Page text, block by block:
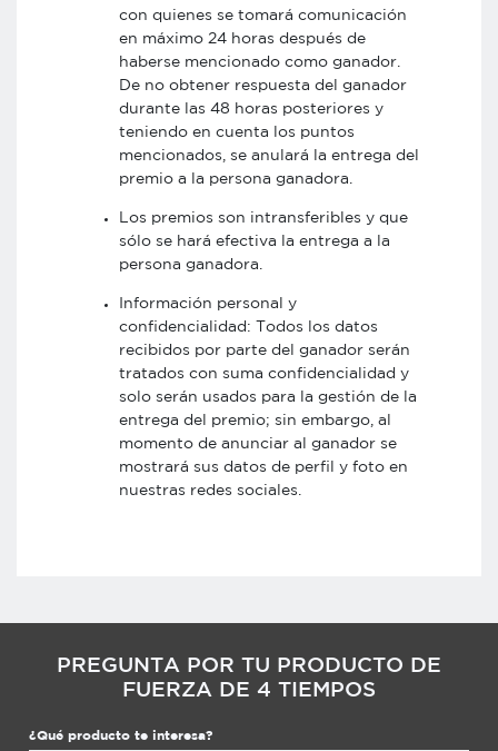
con quienes se tomará comunicación
en máximo 24 horas después de
haberse mencionado como ganador.
De no obtener respuesta del ganador
durante las 48 horas posteriores y
teniendo en cuenta los puntos
mencionados, se anulará la entrega del
premio a la persona ganadora.
Los premios son intransferibles y que
sólo se hará efectiva la entrega a la
persona ganadora.
Información personal y
confidencialidad: Todos los datos
recibidos por parte del ganador serán
tratados con suma confidencialidad y
solo serán usados para la gestión de la
entrega del premio; sin embargo, al
momento de anunciar al ganador se
mostrará sus datos de perfil y foto en
nuestras redes sociales.
PREGUNTA POR TU PRODUCTO DE
FUERZA DE 4 TIEMPOS
¿Qué producto te interesa?